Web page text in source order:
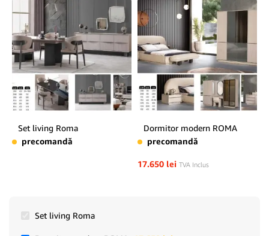
Set living Roma
precomandă
Dormitor modern ROMA
precomandă
17.650 lei TVA Inclus
Set living Roma